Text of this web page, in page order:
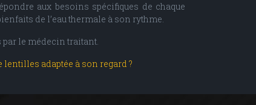
aux besoins spécifiques de chaque
de l’eau thermale à son rythme.
le médecin traitant.
adaptée à son regard ?